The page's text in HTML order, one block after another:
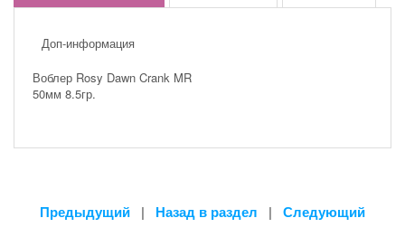
Доп-информация
Воблер Rosy Dawn Crank MR
50мм 8.5гр.
Предыдущий | Назад в раздел | Следующий